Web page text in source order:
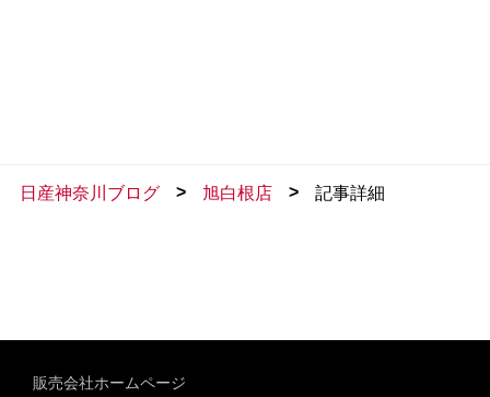
日産神奈川ブログ > 旭白根店 > 記事詳細
販売会社ホームページ